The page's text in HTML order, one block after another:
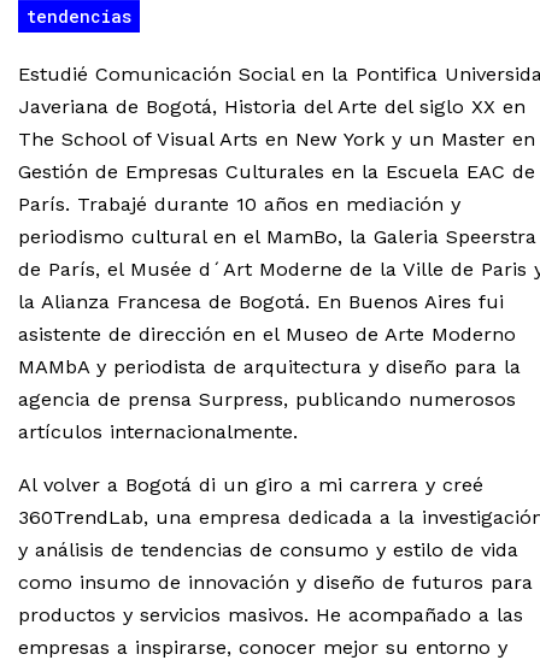
tendencias
Estudié Comunicación Social en la Pontifica
Javeriana de Bogotá, Historia del Arte del siglo XX en
The School of Visual Arts en New York y un Master en
Gestión de Empresas Culturales en la Escuela EAC de
París. Trabajé durante 10 años en mediación y
periodismo cultural en el MamBo, la Galeria Speerstra
de París, el Musée d´Art Moderne de la Ville de Paris
la Alianza Francesa de Bogotá. En Buenos Aires fui
asistente de dirección en el Museo de Arte Moderno
MAMbA y periodista de arquitectura y diseño para la
agencia de prensa Surpress, publicando numerosos
artículos internacionalmente.
Al volver a Bogotá di un giro a mi carrera y creé
360TrendLab, una empresa dedicada a la
y análisis de tendencias de consumo y estilo de vida
como insumo de innovación y diseño de futuros para
productos y servicios masivos. He acompañado a las
empresas a inspirarse, conocer mejor su entorno y